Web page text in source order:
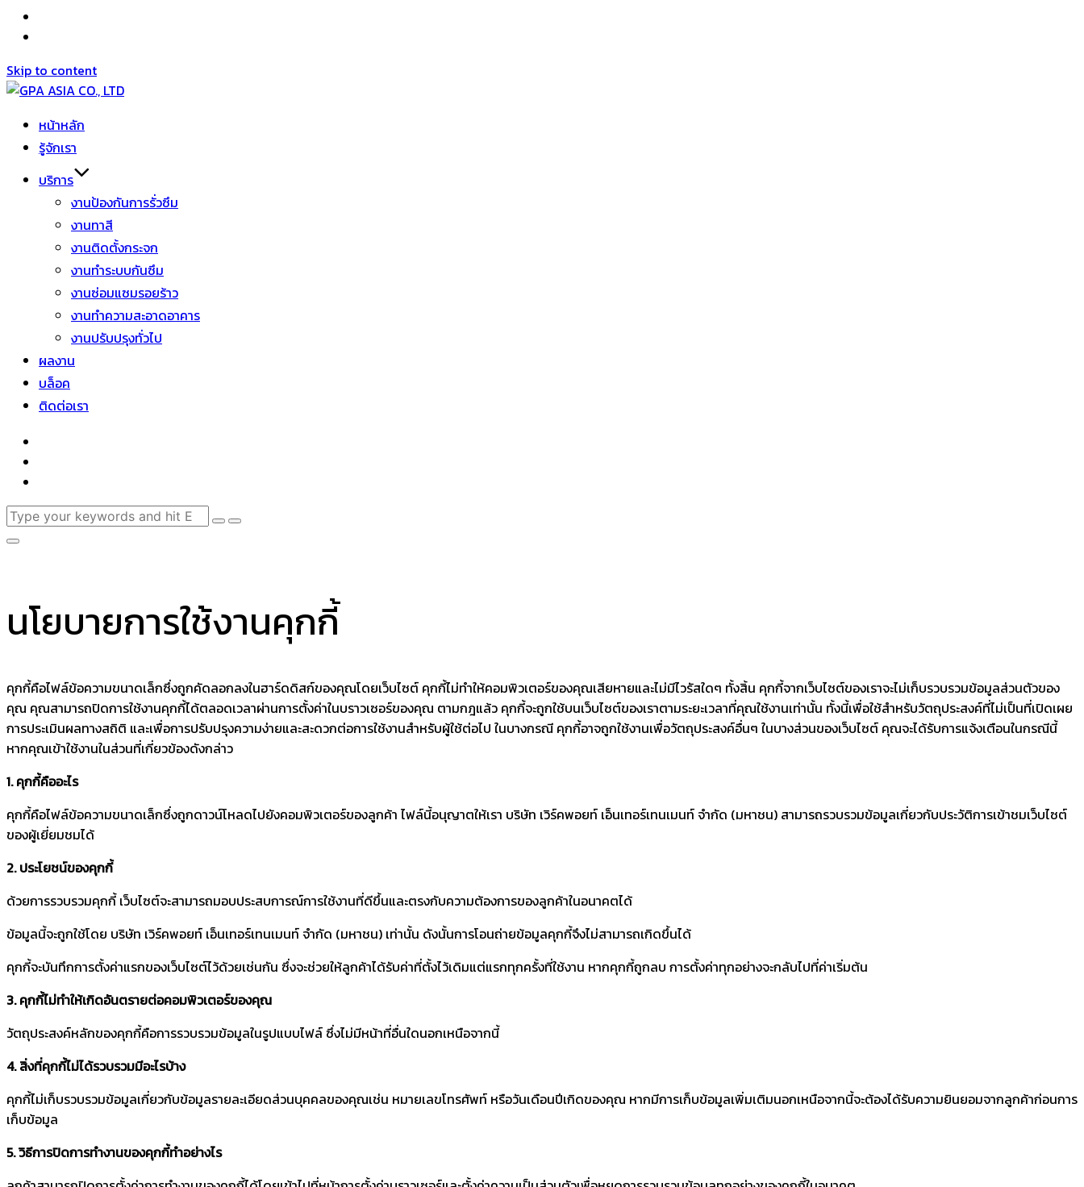
Skip to content
หน้าหลัก
รู้จักเรา
บริการ
งานป้องกันการรั่วซึม
งานทาสี
งานติดตั้งกระจก
งานทำระบบกันซึม
งานซ่อมแซมรอยร้าว
งานทำความสะอาดอาคาร
งานปรับปรุงทั่วไป
ผลงาน
บล็อค
ติดต่อเรา
นโยบายการใช้งานคุกกี้
คุกกี้คือไฟล์ข้อความขนาดเล็กซึ่งถูกคัดลอกลงในฮาร์ดดิสก์ของคุณโดยเว็บไซต์ คุกกี้ไม่ทำให้คอมพิวเตอร์ของคุณเสียหายและไม่มีไวรัสใดๆ ทั้งสิ้น คุกกี้จากเว็บไซต์ของเราจะไม่เก็บรวบรวมข้อมูลส่วนตัวของ
คุณ คุณสามารถปิดการใช้งานคุกกี้ได้ตลอดเวลาผ่านการตั้งค่าในบราวเซอร์ของคุณ ตามกฎแล้ว คุกกี้จะถูกใช้บนเว็บไซต์ของเราตามระยะเวลาที่คุณใช้งานเท่านั้น ทั้งนี้เพื่อใช้สำหรับวัตถุประสงค์ที่ไม่เป็นที่เปิดเผย
การประเมินผลทางสถิติ และเพื่อการปรับปรุงความง่ายและสะดวกต่อการใช้งานสำหรับผู้ใช้ต่อไป ในบางกรณี คุกกี้อาจถูกใช้งานเพื่อวัตถุประสงค์อื่นๆ ในบางส่วนของเว็บไซต์ คุณจะได้รับการแจ้งเตือนในกรณีนี้
หากคุณเข้าใช้งานในส่วนที่เกี่ยวข้องดังกล่าว
1. คุกกี้คืออะไร
คุกกี้คือไฟล์ข้อความขนาดเล็กซึ่งถูกดาวน์โหลดไปยังคอมพิวเตอร์ของลูกค้า ไฟล์นี้อนุญาตให้เรา บริษัท เวิร์คพอยท์ เอ็นเทอร์เทนเมนท์ จำกัด (มหาชน) สามารถรวบรวมข้อมูลเกี่ยวกับประวัติการเข้าชมเว็บไซต์
ของผู้เยี่ยมชมได้
2. ประโยชน์ของคุกกี้
ด้วยการรวบรวมคุกกี้ เว็บไซต์จะสามารถมอบประสบการณ์การใช้งานที่ดีขึ้นและตรงกับความต้องการของลูกค้าในอนาคตได้
ข้อมูลนี้จะถูกใช้โดย บริษัท เวิร์คพอยท์ เอ็นเทอร์เทนเมนท์ จำกัด (มหาชน) เท่านั้น ดังนั้นการโอนถ่ายข้อมูลคุกกี้จึงไม่สามารถเกิดขึ้นได้
คุกกี้จะบันทึกการตั้งค่าแรกของเว็บไซต์ไว้ด้วยเช่นกัน ซึ่งจะช่วยให้ลูกค้าได้รับค่าที่ตั้งไว้เดิมแต่แรกทุกครั้งที่ใช้งาน หากคุกกี้ถูกลบ การตั้งค่าทุกอย่างจะกลับไปที่ค่าเริ่มต้น
3. คุกกี้ไม่ทำให้เกิดอันตรายต่อคอมพิวเตอร์ของคุณ
วัตถุประสงค์หลักของคุกกี้คือการรวบรวมข้อมูลในรูปแบบไฟล์ ซึ่งไม่มีหน้าที่อื่นใดนอกเหนือจากนี้
4. สิ่งที่คุกกี้ไม่ได้รวบรวมมีอะไรบ้าง
คุกกี้ไม่เก็บรวบรวมข้อมูลเกี่ยวกับข้อมูลรายละเอียดส่วนบุคคลของคุณเช่น หมายเลขโทรศัพท์ หรือวันเดือนปีเกิดของคุณ หากมีการเก็บข้อมูลเพิ่มเติมนอกเหนือจากนี้จะต้องได้รับความยินยอมจากลูกค้าก่อนการ
เก็บข้อมูล
5. วิธีการปิดการทำงานของคุกกี้ทำอย่างไร